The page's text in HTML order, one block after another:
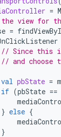
=
view for
=
// Since this
// and choose
val pbState =
if (pbState ==
} else {
}